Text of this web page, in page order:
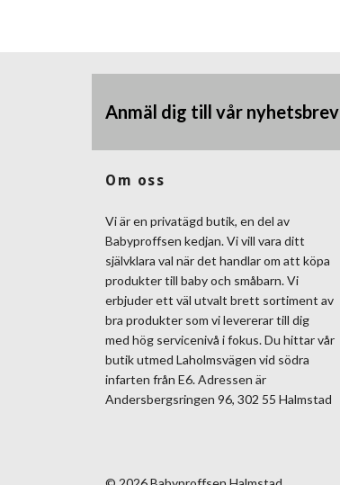
Anmäl dig till vår nyhetsbrev
Om oss
Vi är en privatägd butik, en del av
Babyproffsen kedjan. Vi vill vara ditt
självklara val när det handlar om att köpa
produkter till baby och småbarn. Vi
erbjuder ett väl utvalt brett sortiment av
bra produkter som vi levererar till dig
med hög servicenivå i fokus. Du hittar vår
butik utmed Laholmsvägen vid södra
infarten från E6. Adressen är
Andersbergsringen 96, 302 55 Halmstad